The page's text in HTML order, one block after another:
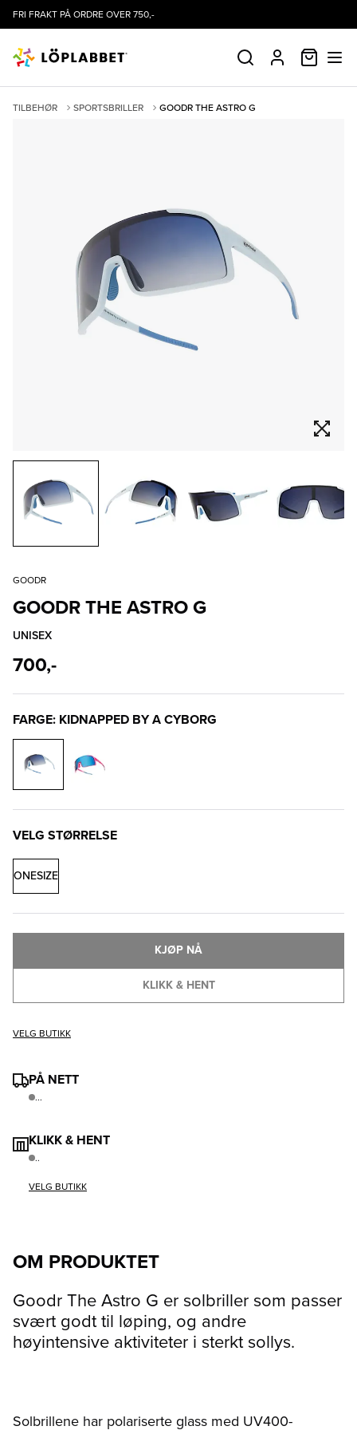
FRI FRAKT PÅ ORDRE OVER 750,-
SØK PROFIL
TILBEHØR SPORTSBRILLER GOODR THE ASTRO G
GOODR
GOODR THE ASTRO G
UNISEX
700,-
FARGE: KIDNAPPED BY A CYBORG
VELG STØRRELSE
ONESIZE
KLIKK & HENT
KJØP NÅ
VELG BUTIKK
PÅ NETT
...
KLIKK & HENT
..
VELG BUTIKK
OM PRODUKTET
Goodr The Astro G er solbriller som passer
svært godt til løping, og andre
høyintensive aktiviteter i sterkt sollys.
Solbrillene har polariserte glass med UV400-